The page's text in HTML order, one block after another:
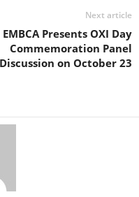
Next article
EMBCA Presents OXI Day
Commemoration Panel
Discussion on October 23